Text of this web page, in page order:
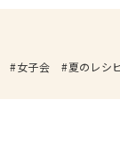
女子会 夏のレシ